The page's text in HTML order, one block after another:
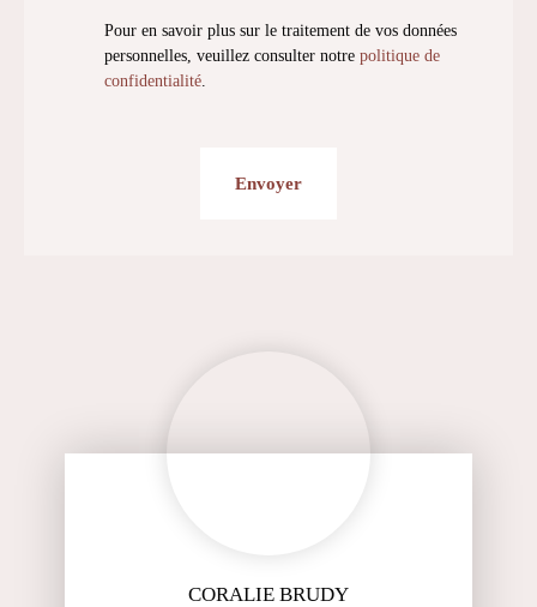
Pour en savoir plus sur le traitement de vos données
personnelles, veuillez consulter notre politique de
confidentialité
Envoyer
CORALIE BRUDY